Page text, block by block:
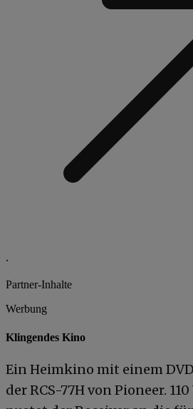
.
Partner-Inhalte
Werbung
Klingendes Kino
Ein Heimkino mit einem
der RCS-77H von Pioneer.